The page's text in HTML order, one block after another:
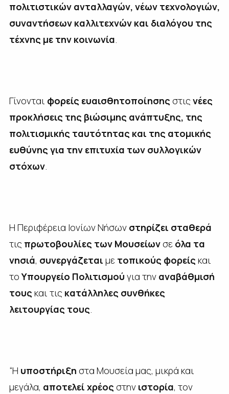
πολιτιστικών ανταλλαγών, νέων τεχνολογιών,
συναντήσεων καλλιτεχνών και διαλόγου της
τέχνης με την κοινωνία.
Γίνονται φορείς ευαισθητοποίησης στιςνέες
προκλήσεις της βιώσιμης ανάπτυξης, της
πολιτισμικής ταυτότητας και της ατομικής
ευθύνης για την επιτυχία των συλλογικών
στόχων.
Η Περιφέρεια Ιονίων Νήσων στηρίζει σταθερά
τις πρωτοβουλίες των Μουσείωνσε όλα τα
νησιά, συνεργάζεται με τοπικούς φορείς και
τοΥπουργείο Πολιτισμού για την αναβάθμισή
τους και τις κατάλληλες συνθήκες
λειτουργίας τους.
“Η υποστήριξη στα Μουσεία μας, μικρά και
μεγάλα, αποτελεί χρέος στην ιστορία, τον